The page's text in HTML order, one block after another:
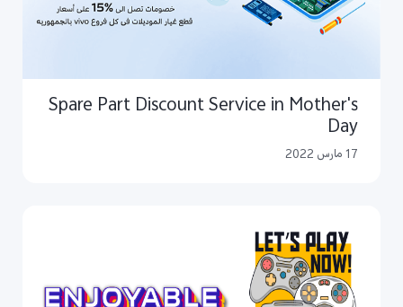
Spare Part Discount Service in Mother's
Day
17 مارس 2022